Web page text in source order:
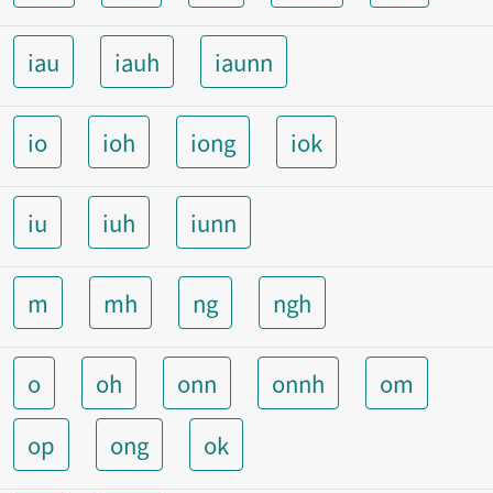
iau iauh iaunn
io ioh iong iok
iu iuh iunn
m mh ng ngh
o oh onn onnh
om
op
ong ok